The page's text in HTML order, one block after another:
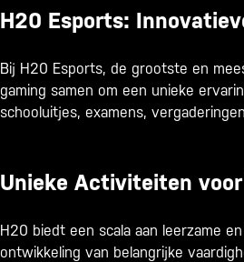
H20 Esports:
Bij H20 Esports, de grootste en
gaming samen om een unieke
schooluitjes, examens,
Unieke Activiteiten
H20 biedt een scala aan leerzame
ontwikkeling van belangrijke